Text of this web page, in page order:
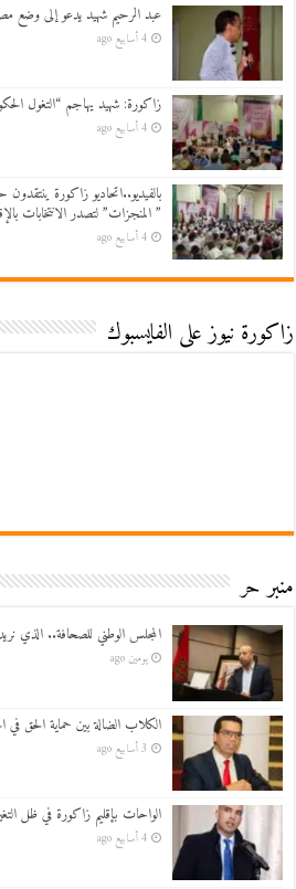
عبد الرحيم شهيد يدعو إلى وضع
4 أسابيع ago
زاكورة: شهيد يهاجم “التغول
4 أسابيع ago
بالفيديو..اتحاديو زاكورة
” المنجزات” لتصدر الانتخابات
4 أسابيع ago
زاكورة نيوز على الفايسبوك
منبر حر
المجلس الوطني للصحافة.. الذي نريد
يومين ago
الكلاب الضالة بين حماية الحق في
3 أسابيع ago
الواحات بإقليم زاكورة في ظل
4 أسابيع ago